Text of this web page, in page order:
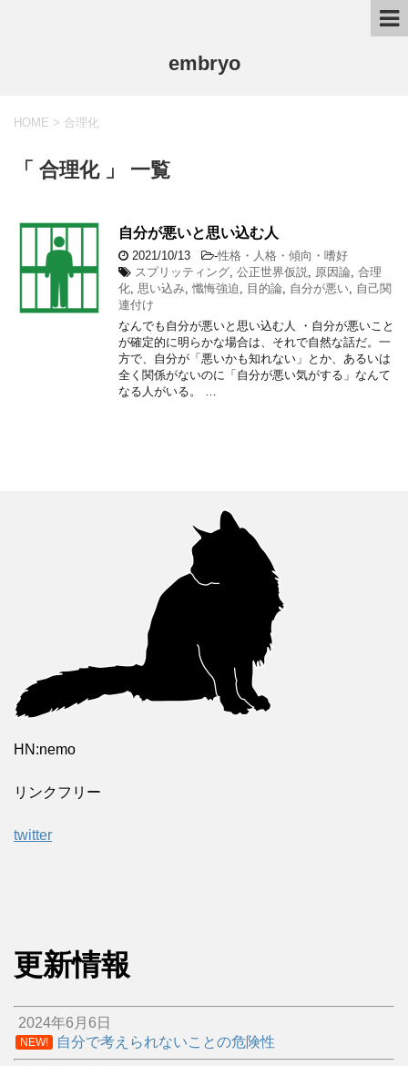
embryo
HOME > 合理化
「 合理化 」 一覧
自分が悪いと思い込む人
2021/10/13 -性格・人格・傾向・嗜好
スプリッティング 公正世界仮説 原因論 合理
化 思い込み 懺悔強迫 目的論 自分が悪い 自己関
連付け
なんでも自分が悪いと思い込む人 ・自分が悪いこと
が確定的に明らかな場合は、それで自然な話だ。一
方で、自分が「悪いかも知れない」とか、あるいは
全く関係がないのに「自分が悪い気がする」なんて
なる人がいる。 …
HN:nemo
リンクフリー
twitter
更新情報
2024年6月6日
NEW! 自分で考えられないことの危険性